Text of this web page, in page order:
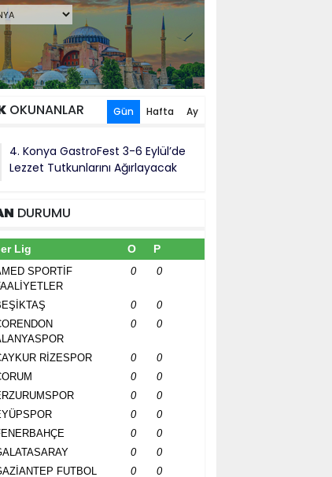
OKUNANLAR Gün Hafta Ay
4. Konya GastroFest 3-6 Eylül’de
Lezzet Tutkunlarını Ağırlayacak
DURUMU
Lig O P
SPORTİF
0 0
0
0
0 0
RİZESPOR 0
0
0
0
0
0
0
0
0
0
0
0
FUTBOL
0 0